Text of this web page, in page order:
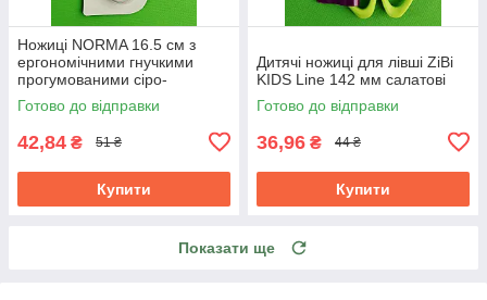
Ножиці NORMA 16.5 см з
ергономічними гнучкими
прогумованими сіро-
червоними ручками 1.8 мм
Готово до відправки
42,84 ₴ 51 ₴
Купити
Дитячі ножиці для лівші ZiBi
KIDS Line 142 мм салатові
Готово до відправки
36,96 ₴ 44 ₴
Купити
Показати ще